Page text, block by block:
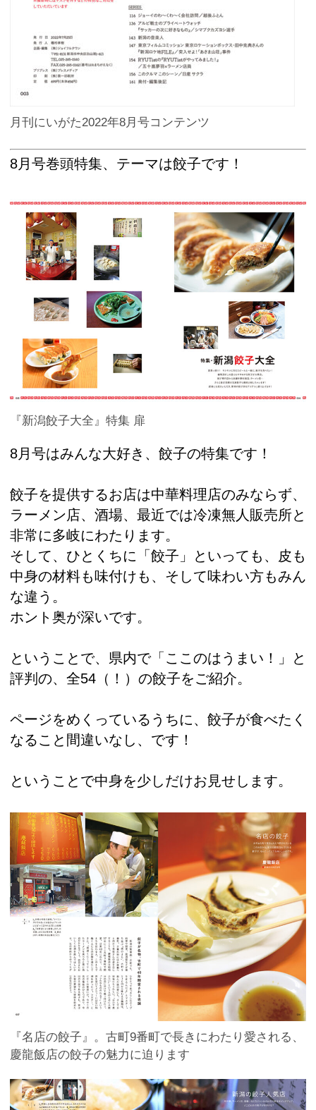
月刊にいがた2022年8月号コンテンツ
8月号巻頭特集、テーマは餃子です！
『新潟餃子大全』特集 扉
8月号はみんな大好き、餃子の特集です！
餃子を提供するお店は中華料理店のみならず、
ラーメン店、酒場、最近では冷凍無人販売所と
非常に多岐にわたります。
そして、ひとくちに「餃子」といっても、皮も
中身の材料も味付けも、そして味わい方もみん
な違う。
ホント奥が深いです。
ということで、県内で「ここのはうまい！」と
評判の、全54（！）の餃子をご紹介。
ページをめくっているうちに、餃子が食べたく
なること間違いなし、です！
ということで中身を少しだけお見せします。
『名店の餃子』。古町9番町で長きにわたり愛される、
慶龍飯店の餃子の魅力に迫ります